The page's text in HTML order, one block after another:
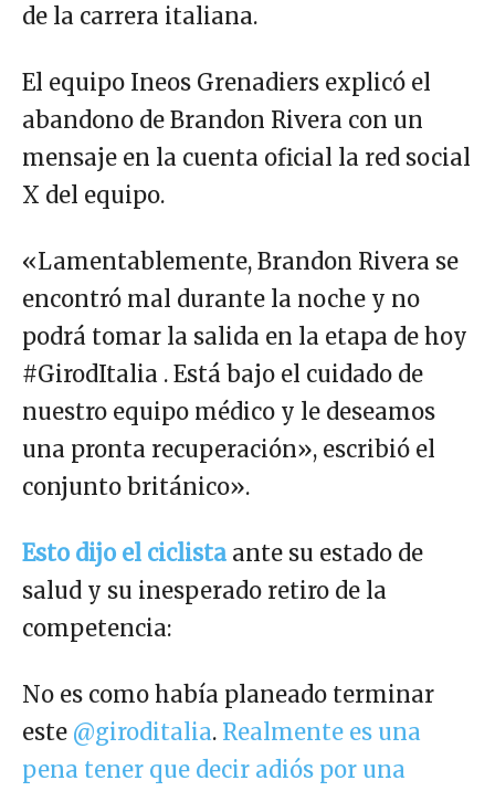
de la carrera italiana.
El equipo Ineos Grenadiers explicó el
abandono de Brandon Rivera con un
mensaje en la cuenta oficial la red social
X del equipo.
«Lamentablemente, Brandon Rivera se
encontró mal durante la noche y no
podrá tomar la salida en la etapa de hoy
#GirodItalia . Está bajo el cuidado de
nuestro equipo médico y le deseamos
una pronta recuperación», escribió el
conjunto británico».
Esto dijo el ciclista ante su estado de
salud y su inesperado retiro de la
competencia:
No es como había planeado terminar
este @giroditalia. Realmente es una
pena tener que decir adiós por una